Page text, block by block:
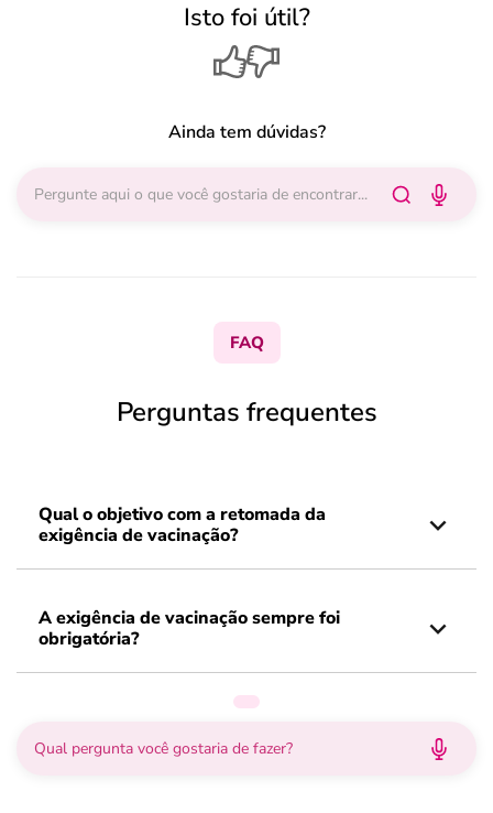
Isto foi útil?
Ainda tem dúvidas?
FAQ
Perguntas frequentes
Qual o objetivo com a retomada da
exigência de vacinação?
A exigência de vacinação sempre foi
obrigatória?